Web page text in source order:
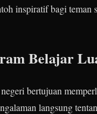
inspiratif bagi teman
Belajar
bertujuan
langsung